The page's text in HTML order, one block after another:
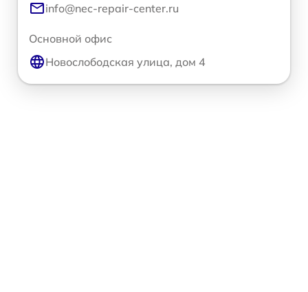
info@nec-repair-center.ru
Основной офис
Новослободская улица, дом 4